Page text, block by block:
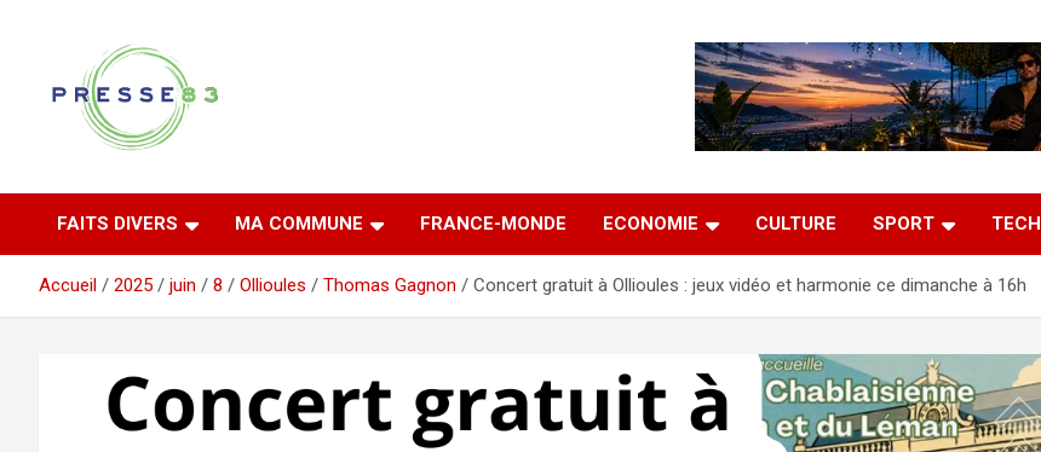
Presse 83
FAITS DIVERS MA COMMUNE FRANCE-MONDE ECONOMIE CULTURE SPORT TECH
Accueil 2025 juin 8 Ollioules Thomas Gagnon Concert gratuit à Ollioules : jeux vidéo et harmonie ce dimanche à 16h